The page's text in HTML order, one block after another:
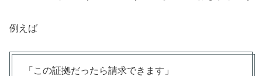
例えば
「この証拠だったら請求できます」